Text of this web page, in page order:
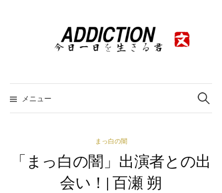
ス
キ
ッ
メニュー
検
索:
まっ白の闇
「まっ白の闇」出演者との出
会い！| 百瀬 朔